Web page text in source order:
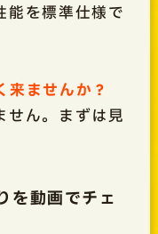
を標準仕様で
ませんか？
ん。まずは見
を動画でチェ